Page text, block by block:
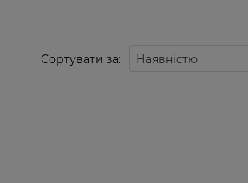
Сортувати за: Наявністю